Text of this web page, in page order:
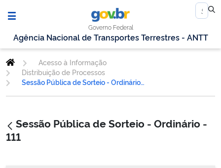
Governo Federal
Agência Nacional de Transportes Terrestres - ANTT
Acesso à Informação
Distribuição de Processos
Sessão Pública de Sorteio - Ordinário - 111
Sessão Pública de Sorteio - Ordinário -
111